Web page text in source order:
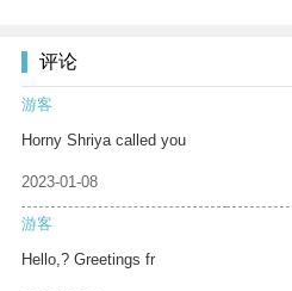
评论
游客
Horny Shriya called you
2023-01-08
游客
Hello,? Greetings fr